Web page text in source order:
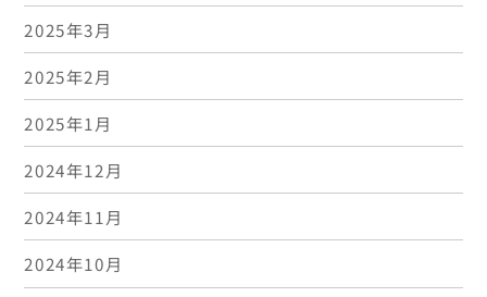
2025年3月
2025年2月
2025年1月
2024年12月
2024年11月
2024年10月